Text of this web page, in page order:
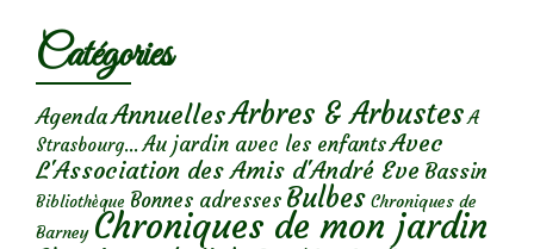
Catégories
AgendaAnnuellesArbres & Arbustes A
Strasbourg... Au jardin avec les enfantsAvec
L'Association des Amis d'André Eve Bassin
Bibliothèque Bonnes adresses Bulbes Chroniques de
Barney Chroniques de mon jardin